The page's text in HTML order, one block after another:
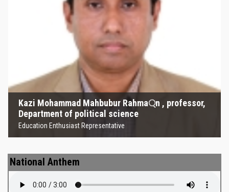
Kazi Mohammad Mahbubur Rahma্‌n , professor,
Department of political science
Education Enthusiast Representative
Kazi Mohammad Mahbubur
Rahma্‌n , professor, Department
of political science
Education Enthusiast Representative
National Anthem